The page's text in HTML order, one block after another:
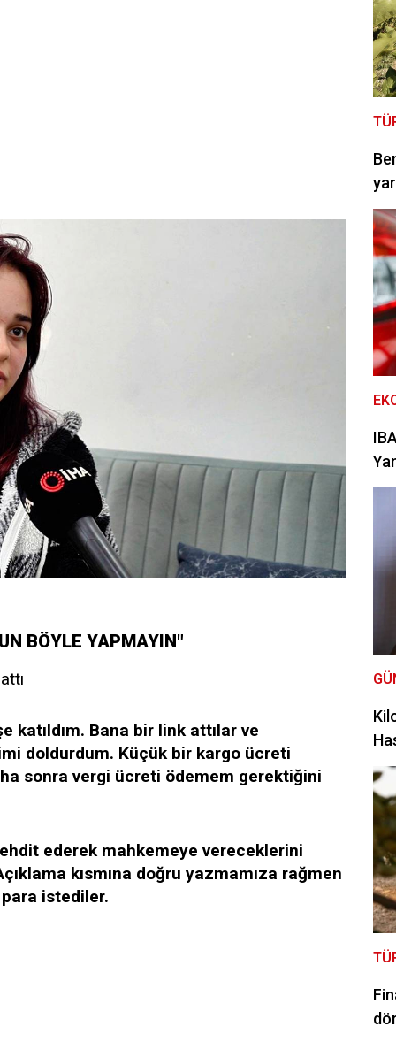
BÖYLE YAPMAYIN"
Bana bir link attılar ve
doldurdum. Küçük bir kargo ücreti
sonra vergi ücreti ödemem gerektiğini
ederek mahkemeye vereceklerini
kısmına doğru yazmamıza rağmen
para istediler.